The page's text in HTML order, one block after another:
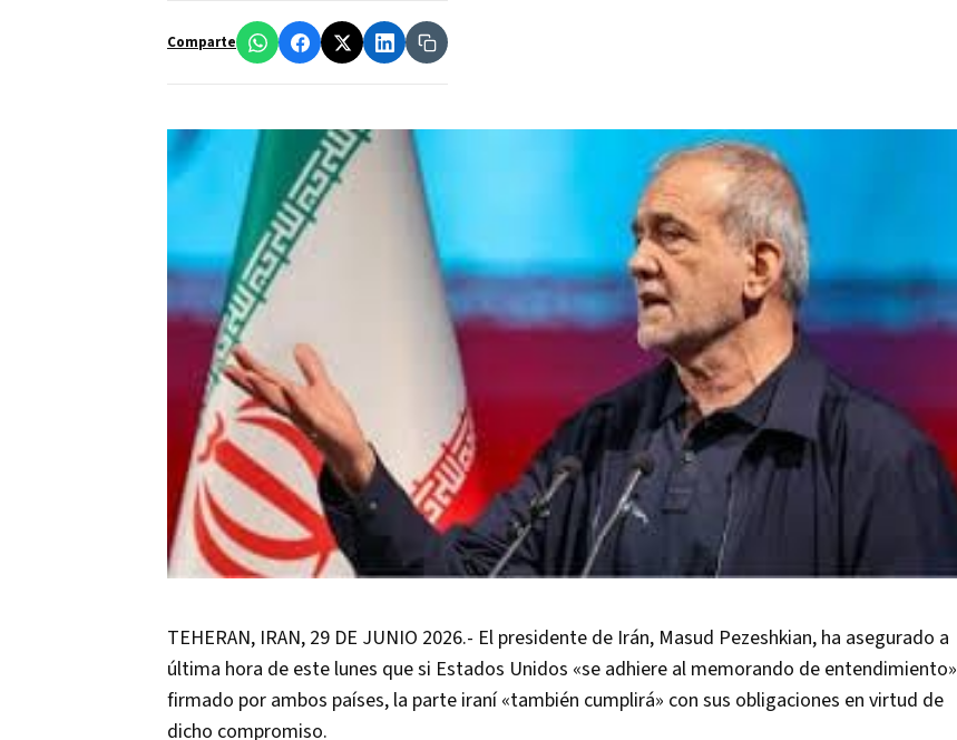
Comparte
TEHERAN, IRAN, 29 DE JUNIO 2026.- El presidente de Irán, Masud Pezeshkian, ha asegurado a
última hora de este lunes que si Estados Unidos «se adhiere al memorando de entendimiento»
firmado por ambos países, la parte iraní «también cumplirá» con sus obligaciones en virtud de
dicho compromiso.